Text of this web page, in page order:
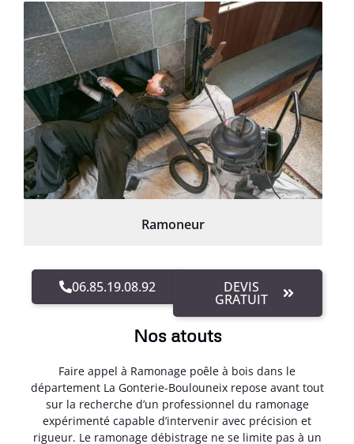
Ramoneur
06.85.19.08.92 DEVIS
GRATUIT
Nos atouts
Faire appel à Ramonage poêle à bois dans le
département La Gonterie-Boulouneix repose avant tout
sur la recherche d’un professionnel du ramonage
expérimenté capable d’intervenir avec précision et
rigueur. Le ramonage débistrage ne se limite pas à un